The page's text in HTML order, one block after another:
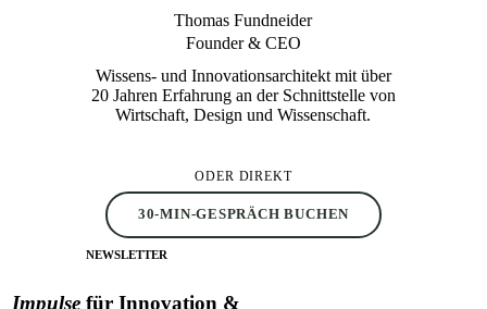
Thomas Fundneider
Founder & CEO
Wissens- und Innovationsarchitekt mit über
20 Jahren Erfahrung an der Schnittstelle von
Wirtschaft, Design und Wissenschaft.
ODER DIREKT
30-MIN-GESPRÄCH BUCHEN
NEWSLETTER
Impulse für Innovation &